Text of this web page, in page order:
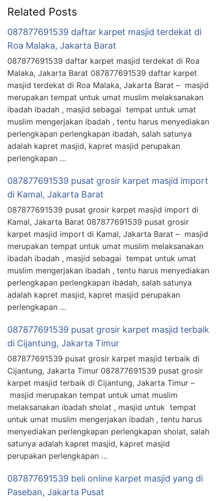
Related Posts
087877691539 daftar karpet masjid terdekat di
Roa Malaka, Jakarta Barat
087877691539 daftar karpet masjid terdekat di Roa
Malaka, Jakarta Barat 087877691539 daftar karpet
masjid terdekat di Roa Malaka, Jakarta Barat – masjid
merupakan tempat untuk umat muslim melaksanakan
ibadah ibadah , masjid sebagai tempat untuk umat
muslim mengerjakan ibadah , tentu harus menyediakan
perlengkapan perlengkapan ibadah, salah satunya
adalah kapret masjid, kapret masjid perupakan
perlengkapan …
087877691539 pusat grosir karpet masjid import
di Kamal, Jakarta Barat
087877691539 pusat grosir karpet masjid import di
Kamal, Jakarta Barat 087877691539 pusat grosir
karpet masjid import di Kamal, Jakarta Barat – masjid
merupakan tempat untuk umat muslim melaksanakan
ibadah ibadah , masjid sebagai tempat untuk umat
muslim mengerjakan ibadah , tentu harus menyediakan
perlengkapan perlengkapan ibadah, salah satunya
adalah kapret masjid, kapret masjid perupakan
perlengkapan …
087877691539 pusat grosir karpet masjid terbaik
di Cijantung, Jakarta Timur
087877691539 pusat grosir karpet masjid terbaik di
Cijantung, Jakarta Timur 087877691539 pusat grosir
karpet masjid terbaik di Cijantung, Jakarta Timur –
masjid merupakan tempat untuk umat muslim
melaksanakan ibadah sholat , masjid untuk tempat
untuk umat muslim mengerjakan ibadah , tentu harus
menyediakan perlengkapan perlengkapan sholat, salah
satunya adalah kapret masjid, kapret masjid
perupakan perlengkapan …
087877691539 beli online karpet masjid yang di
Paseban, Jakarta Pusat